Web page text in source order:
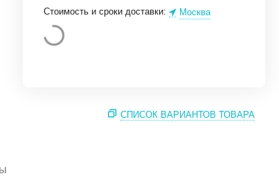
Стоимость и сроки доставки: Москва
СПИСОК ВАРИАНТОВ ТОВАРА